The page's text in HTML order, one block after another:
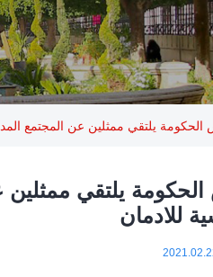
الحكومة يلتقي ممثلين عن المجتمع
يلتقي ممثلين
للادمان